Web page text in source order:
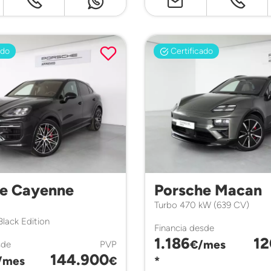
Cayenne
Edition
PVP
144.900€
Certificado
Porsche Macan
Turbo 470 kW (639 CV)
Financia desde
1.186€/mes
*